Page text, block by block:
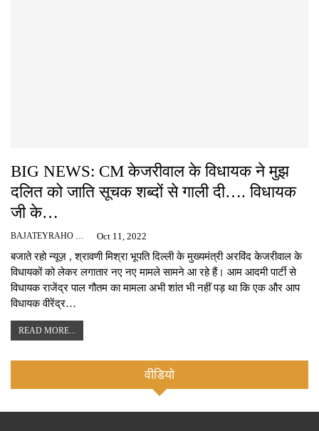
BIG NEWS: CM केजरीवाल के विधायक ने मुझ
दलित को जाति सूचक शब्दों से गाली दी…. विधायक
जी के…
BAJATEYRAHO NEWS Oct 11, 2022
बजाते रहो न्यूज़ , श्रावणी मिश्रा भूपति दिल्ली के मुख्यमंत्री अरविंद केजरीवाल के
विधायकों को लेकर लगातार नए नए मामले सामने आ रहे हैं। आम आदमी पार्टी से
विधायक राजेंद्र पाल गौतम का मामला अभी शांत भी नहीं पड़ था कि एक और आप
विधायक वीरेंद्र…
READ MORE...
वीडियो